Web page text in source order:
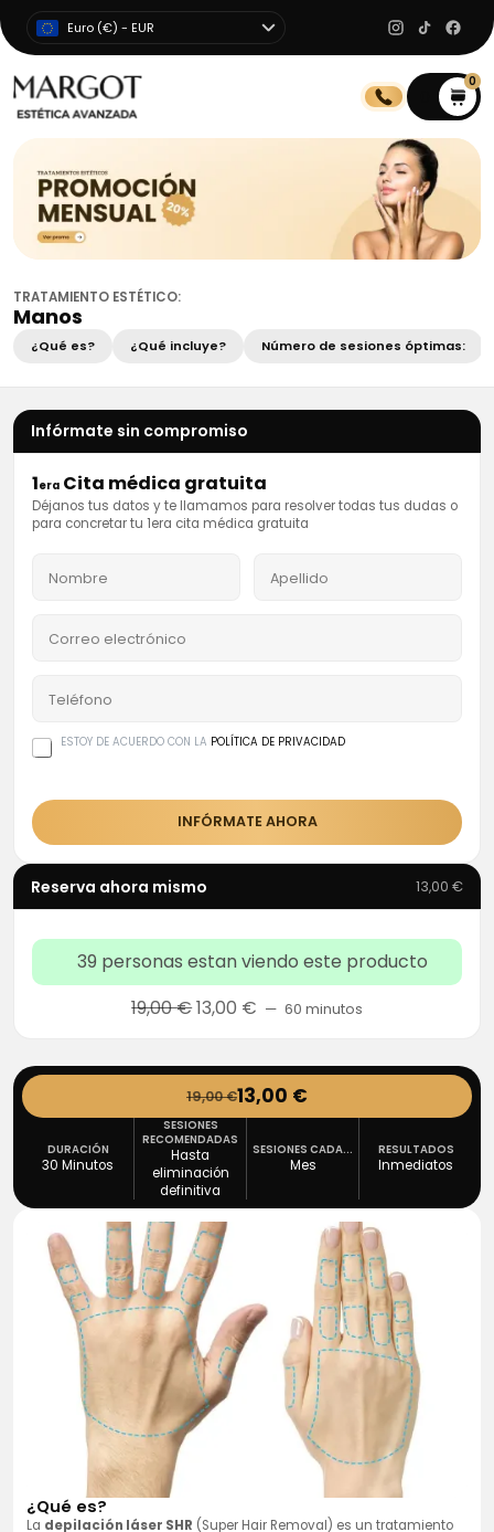
Euro (€) - EUR
0
TRATAMIENTO ESTÉTICO:
Manos
¿Qué es? ¿Qué incluye? Número de sesiones óptimas:
19,00€13,00 €
DURACIÓN
30 Minutos
SESIONES
RECOMENDADAS
Hasta
eliminación
definitiva
SESIONES CADA...
Mes
RESULTADOS
Inmediatos
¿Qué es?
La depilación láser SHR (Super Hair Removal) es un tratamiento
Infórmate sin compromiso
1era Cita médica gratuita
Déjanos tus datos y te llamamos para resolver todas tus dudas o
para concretar tu 1era cita médica gratuita
ESTOY DE ACUERDO CON LA POLÍTICA DE PRIVACIDAD
INFÓRMATE AHORA
Reserva ahora mismo 13,00 €
19,00€El
era:
19,00 €.
13,00 € El
es:
13,00 €.
60 minutos
39 personas estan viendo este producto